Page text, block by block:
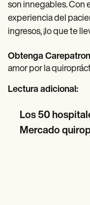
son innegables. Con
experiencia del
ingresos, ¡lo que te
Obtenga
amor por la
Lectura adicional:
Los 50
Mercado